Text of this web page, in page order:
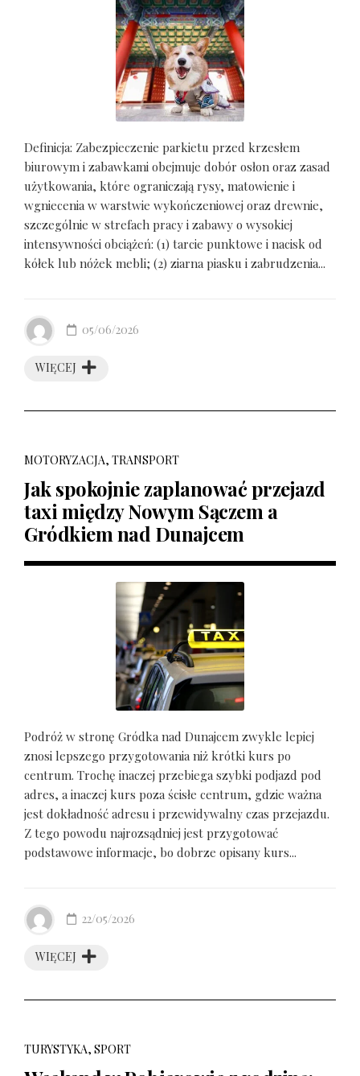
Definicja: Zabezpieczenie parkietu przed krzesłem
biurowym i zabawkami obejmuje dobór osłon oraz zasad
użytkowania, które ograniczają rysy, matowienie i
wgniecenia w warstwie wykończeniowej oraz drewnie,
szczególnie w strefach pracy i zabawy o wysokiej
intensywności obciążeń: (1) tarcie punktowe i nacisk od
kółek lub nóżek mebli; (2) ziarna piasku i zabrudzenia...
WIĘCEJ
05/06/2026
MOTORYZACJA, TRANSPORT
Jak spokojnie zaplanować przejazd
taxi między Nowym Sączem a
Gródkiem nad Dunajcem
Podróż w stronę Gródka nad Dunajcem zwykle lepiej
znosi lepszego przygotowania niż krótki kurs po
centrum. Trochę inaczej przebiega szybki podjazd pod
adres, a inaczej kurs poza ścisłe centrum, gdzie ważna
jest dokładność adresu i przewidywalny czas przejazdu.
Z tego powodu najrozsądniej jest przygotować
podstawowe informacje, bo dobrze opisany kurs...
WIĘCEJ
22/05/2026
TURYSTYKA, SPORT